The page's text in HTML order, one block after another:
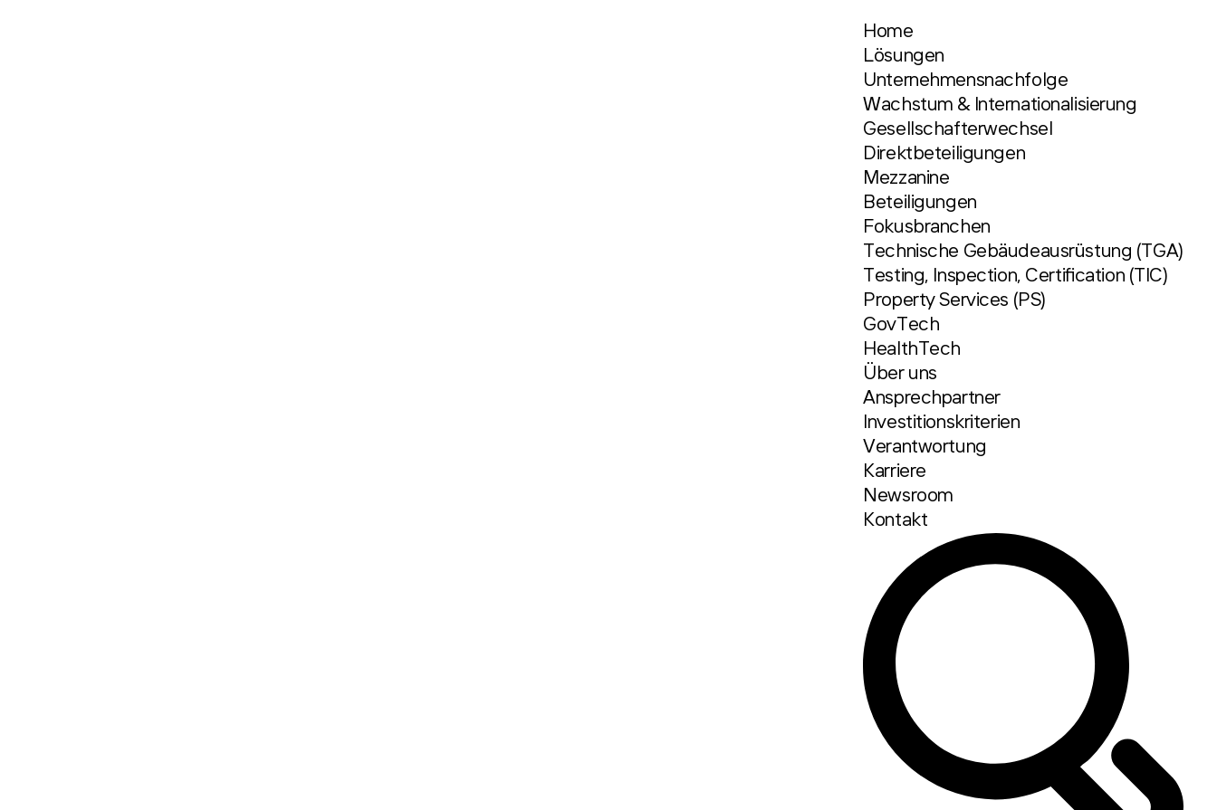
Home
Lösungen
Unternehmensnachfolge
Wachstum & Internationalisierung
Gesellschafterwechsel
Direktbeteiligungen
Mezzanine
Beteiligungen
Fokusbranchen
Technische Gebäudeausrüstung (TGA)
Testing, Inspection, Certification (TIC)
Property Services (PS)
GovTech
HealthTech
Über uns
Ansprechpartner
Investitionskriterien
Verantwortung
Karriere
Newsroom
Kontakt